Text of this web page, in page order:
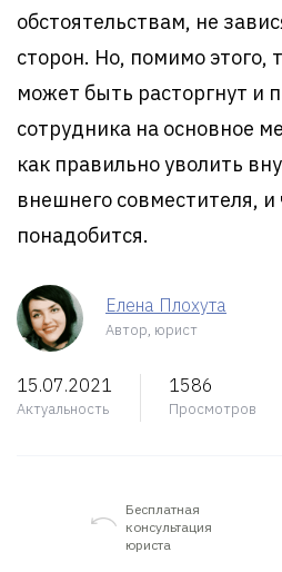
обстоятельствам, не
сторон. Но, помимо этого,
может быть расторгнут и
сотрудника на основное
как правильно уволить
внешнего совместителя, и
понадобится.
Елена Плохута
Автор, юрист
15.07.2021
Актуальность
1586
Просмотров
Бесплатная
консультация
юриста